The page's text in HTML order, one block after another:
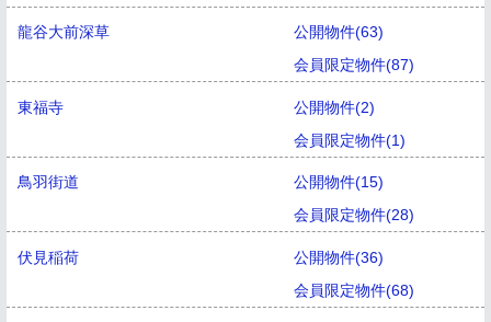
龍谷大前深草
公開物件(63)
会員限定物件(87)
東福寺
公開物件(2)
会員限定物件(1)
鳥羽街道
公開物件(15)
会員限定物件(28)
伏見稲荷
公開物件(36)
会員限定物件(68)